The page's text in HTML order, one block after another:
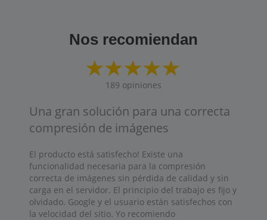
Nos recomiendan
189 opiniones
Una gran solución para una correcta
compresión de imágenes
El producto está satisfecho! Existe una
funcionalidad necesaria para la compresión
correcta de imágenes sin pérdida de calidad y sin
carga en el servidor. El principio del trabajo es fijo y
olvidado. Google y el usuario están satisfechos con
la velocidad del sitio. Yo recomiendo